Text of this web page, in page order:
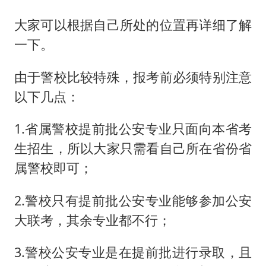
大家可以根据自己所处的位置再详细了解
一下。
由于警校比较特殊，报考前必须特别注意
以下几点：
1.省属警校提前批公安专业只面向本省考
生招生，所以大家只需看自己所在省份省
属警校即可；
2.警校只有提前批公安专业能够参加公安
大联考，其余专业都不行；
3.警校公安专业是在提前批进行录取，且